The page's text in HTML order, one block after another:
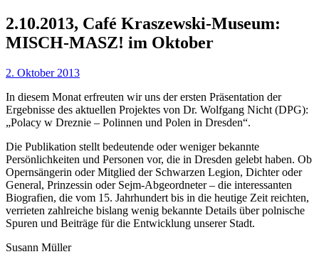
2.10.2013, Café Kraszewski-Museum:
MISCH-MASZ! im Oktober
2. Oktober 2013
In diesem Monat erfreuten wir uns der ersten Präsentation der
Ergebnisse des aktuellen Projektes von Dr. Wolfgang Nicht (DPG):
„Polacy w Dreznie – Polinnen und Polen in Dresden“.
Die Publikation stellt bedeutende oder weniger bekannte
Persönlichkeiten und Personen vor, die in Dresden gelebt haben. Ob
Opernsängerin oder Mitglied der Schwarzen Legion, Dichter oder
General, Prinzessin oder Sejm-Abgeordneter – die interessanten
Biografien, die vom 15. Jahrhundert bis in die heutige Zeit reichten,
verrieten zahlreiche bislang wenig bekannte Details über polnische
Spuren und Beiträge für die Entwicklung unserer Stadt.
Susann Müller